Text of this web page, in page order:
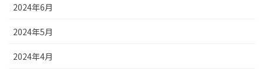
2024年6月
2024年5月
2024年4月